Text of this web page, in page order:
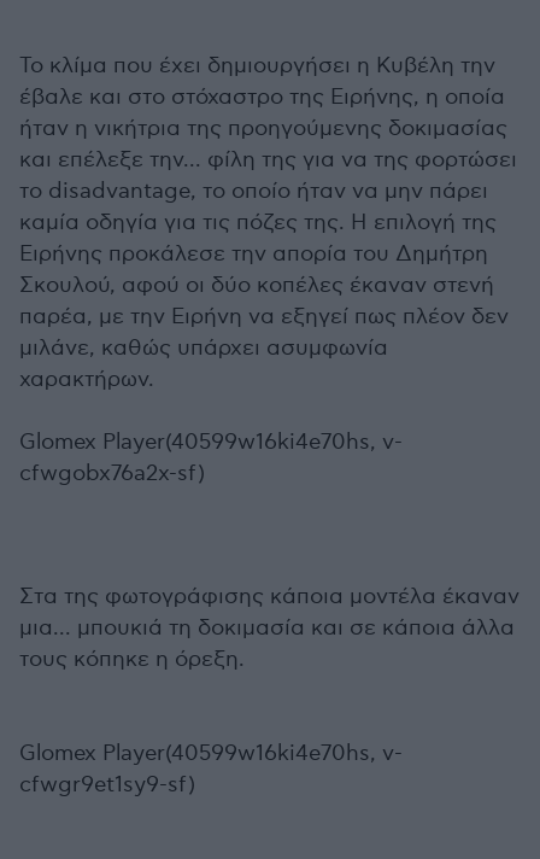
Το κλίμα που έχει δημιουργήσει η Κυβέλη την
έβαλε και στο στόχαστρο της Ειρήνης, η οποία
ήταν η νικήτρια της προηγούμενης δοκιμασίας
και επέλεξε την... φίλη της για να της φορτώσει
το disadvantage, το οποίο ήταν να μην πάρει
καμία οδηγία για τις πόζες της. Η επιλογή της
Ειρήνης προκάλεσε την απορία του Δημήτρη
Σκουλού, αφού οι δύο κοπέλες έκαναν στενή
παρέα, με την Ειρήνη να εξηγεί πως πλέον δεν
μιλάνε, καθώς υπάρχει ασυμφωνία
χαρακτήρων.
Glomex Player(40599w16ki4e70hs, v-
cfwgobx76a2x-sf)
Στα της φωτογράφισης κάποια μοντέλα έκαναν
μια... μπουκιά τη δοκιμασία και σε κάποια άλλα
τους κόπηκε η όρεξη.
Glomex Player(40599w16ki4e70hs, v-
cfwgr9et1sy9-sf)